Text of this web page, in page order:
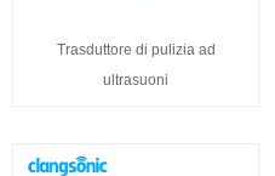
Trasduttore di pulizia ad
ultrasuoni